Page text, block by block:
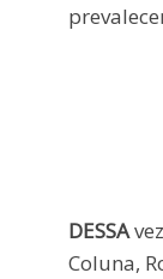
DESSA
Coluna,